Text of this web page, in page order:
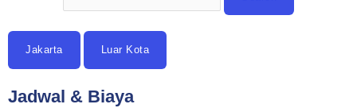
Jakarta Luar Kota
Jadwal & Biaya